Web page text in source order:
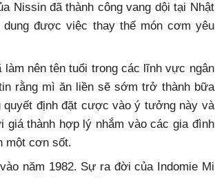
Nissin đã thành công vang dội tại Nhật
được việc thay thế món cơm yêu
làm nên tên tuổi trong các lĩnh vực ngân
rằng mì ăn liền sẽ sớm trở thành bữa
quyết định đặt cược vào ý tưởng này và
giá thành hợp lý nhắm vào các gia đình
một cơn sốt.
năm 1982. Sự ra đời của Indomie Mi